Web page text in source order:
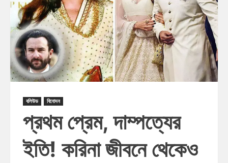
বলিউড বিনোদন
প্রথম প্রেম, দাম্পত্যের
ইতি! করিনা জীবনে থেকেও